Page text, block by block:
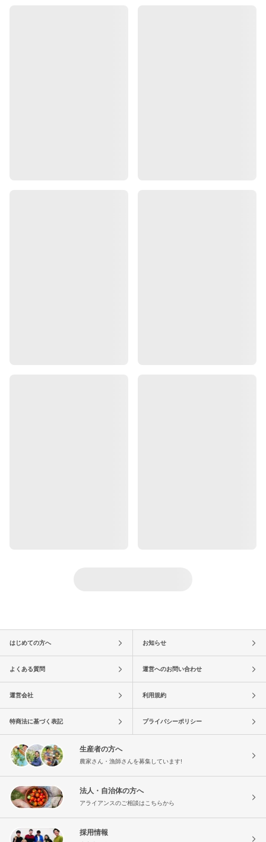
はじめての方へ お知らせ
よくある質問 運営へのお問い合わせ
運営会社 利用規約
特商法に基づく表記 プライバシーポリシー
生産者の方へ
農家さん・漁師さんを募集しています!
法人・自治体の方へ
アライアンスのご相談はこちらから
採用情報